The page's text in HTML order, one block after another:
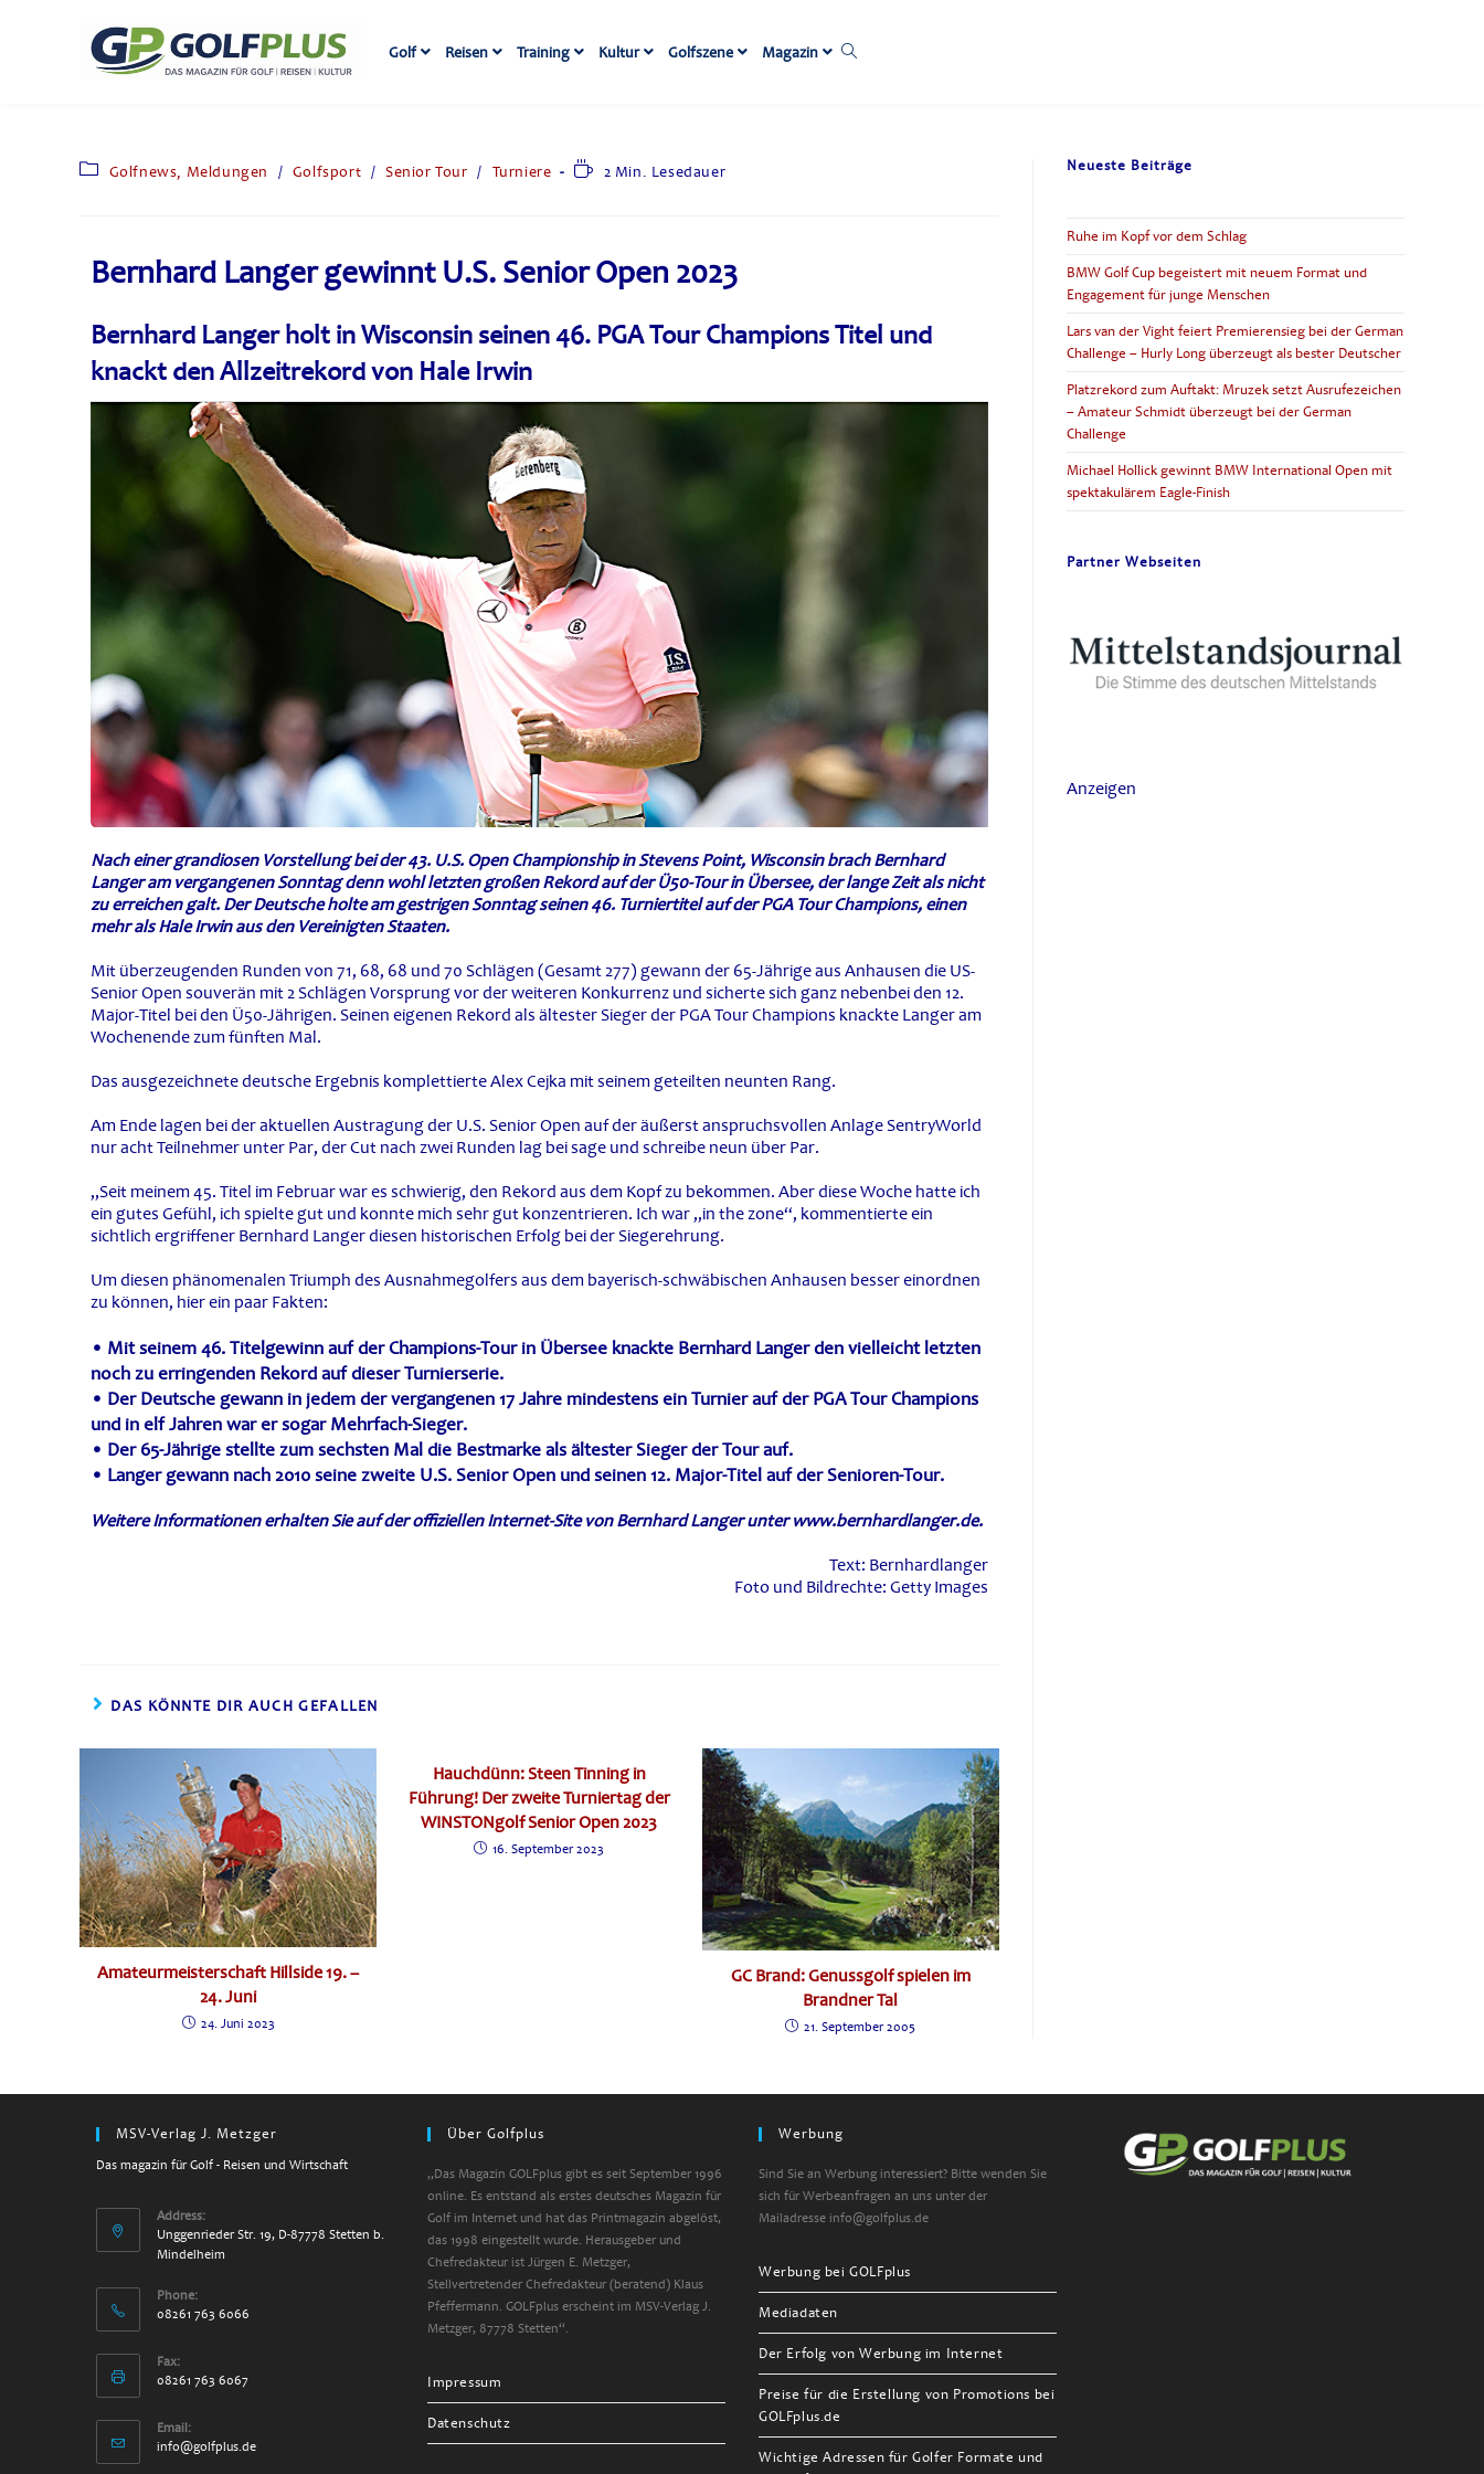
Golf Reisen Training Kultur Golfszene Magazin
Golfnews, Meldungen / Golfsport / Senior Tour / Turniere 2 Min. Lesedauer
Bernhard Langer gewinnt U.S. Senior Open 2023
Bernhard Langer holt in Wisconsin seinen 46. PGA Tour Champions Titel und
knackt den Allzeitrekord von Hale Irwin
Nach einer grandiosen Vorstellung bei der 43. U.S. Open Championship in Stevens Point, Wisconsin brach Bernhard
Langer am vergangenen Sonntag denn wohl letzten großen Rekord auf der Ü50-Tour in Übersee, der lange Zeit als nicht
zu erreichen galt. Der Deutsche holte am gestrigen Sonntag seinen 46. Turniertitel auf der PGA Tour Champions, einen
mehr als Hale Irwin aus den Vereinigten Staaten.
Mit überzeugenden Runden von 71, 68, 68 und 70 Schlägen (Gesamt 277) gewann der 65-Jährige aus Anhausen die US-
Senior Open souverän mit 2 Schlägen Vorsprung vor der weiteren Konkurrenz und sicherte sich ganz nebenbei den 12.
Major-Titel bei den Ü50-Jährigen. Seinen eigenen Rekord als ältester Sieger der PGA Tour Champions knackte Langer am
Wochenende zum fünften Mal.
Das ausgezeichnete deutsche Ergebnis komplettierte Alex Cejka mit seinem geteilten neunten Rang.
Am Ende lagen bei der aktuellen Austragung der U.S. Senior Open auf der äußerst anspruchsvollen Anlage SentryWorld
nur acht Teilnehmer unter Par, der Cut nach zwei Runden lag bei sage und schreibe neun über Par.
„Seit meinem 45. Titel im Februar war es schwierig, den Rekord aus dem Kopf zu bekommen. Aber diese Woche hatte ich
ein gutes Gefühl, ich spielte gut und konnte mich sehr gut konzentrieren. Ich war „in the zone“, kommentierte ein
sichtlich ergriffener Bernhard Langer diesen historischen Erfolg bei der Siegerehrung.
Um diesen phänomenalen Triumph des Ausnahmegolfers aus dem bayerisch-schwäbischen Anhausen besser einordnen
zu können, hier ein paar Fakten:
• Mit seinem 46. Titelgewinn auf der Champions-Tour in Übersee knackte Bernhard Langer den vielleicht letzten
noch zu erringenden Rekord auf dieser Turnierserie.
• Der Deutsche gewann in jedem der vergangenen 17 Jahre mindestens ein Turnier auf der PGA Tour Champions
und in elf Jahren war er sogar Mehrfach-Sieger.
• Der 65-Jährige stellte zum sechsten Mal die Bestmarke als ältester Sieger der Tour auf.
• Langer gewann nach 2010 seine zweite U.S. Senior Open und seinen 12. Major-Titel auf der Senioren-Tour.
Weitere Informationen erhalten Sie auf der offiziellen Internet-Site von Bernhard Langer unter www.bernhardlanger.de.
Text: Bernhardlanger
Foto und Bildrechte: Getty Images
DAS KÖNNTE DIR AUCH GEFALLEN
Amateurmeisterschaft Hillside 19. –
24. Juni
24. Juni 2023
Hauchdünn: Steen Tinning in
Führung! Der zweite Turniertag der
WINSTONgolf Senior Open 2023
16. September 2023
GC Brand: Genussgolf spielen im
Brandner Tal
21. September 2005
Neueste Beiträge
Ruhe im Kopf vor dem Schlag
BMW Golf Cup begeistert mit neuem Format und
Engagement für junge Menschen
Lars van der Vight feiert Premierensieg bei der German
Challenge – Hurly Long überzeugt als bester Deutscher
Platzrekord zum Auftakt: Mruzek setzt Ausrufezeichen
– Amateur Schmidt überzeugt bei der German
Challenge
Michael Hollick gewinnt BMW International Open mit
spektakulärem Eagle-Finish
Partner Webseiten
Anzeigen
MSV-Verlag J. Metzger
Das magazin für Golf - Reisen und Wirtschaft
Address:
Unggenrieder Str. 19, D-87778 Stetten b.
Mindelheim
Phone:
08261 763 6066
Fax:
08261 763 6067
Email:
info@golfplus.de
Über Golfplus
„Das Magazin GOLFplus gibt es seit September 1996
online. Es entstand als erstes deutsches Magazin für
Golf im Internet und hat das Printmagazin abgelöst,
das 1998 eingestellt wurde. Herausgeber und
Chefredakteur ist Jürgen E. Metzger,
Stellvertretender Chefredakteur (beratend) Klaus
Pfeffermann. GOLFplus erscheint im MSV-Verlag J.
Metzger, 87778 Stetten“.
Impressum
Datenschutz
Werbung
Sind Sie an Werbung interessiert? Bitte wenden Sie
sich für Werbeanfragen an uns unter der
Mailadresse info@golfplus.de
Werbung bei GOLFplus
Mediadaten
Der Erfolg von Werbung im Internet
Preise für die Erstellung von Promotions bei
GOLFplus.de
Wichtige Adressen für Golfer Formate und